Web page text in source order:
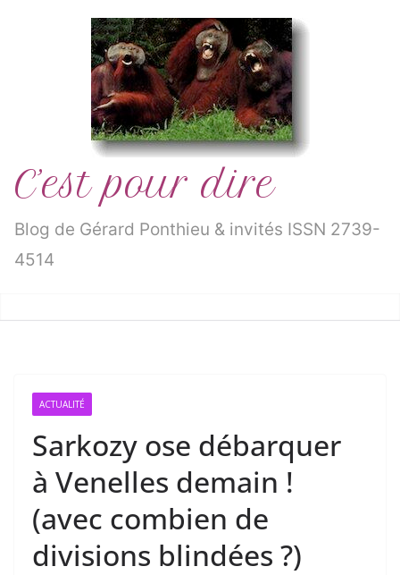
C’est pour dire
Blog de Gérard Ponthieu & invités ISSN 2739-
4514
ACTUALITÉ
Sarkozy ose débarquer
à Venelles demain !
(avec combien de
divisions blindées ?)